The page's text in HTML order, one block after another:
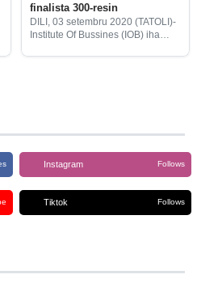
finalista 300-resin
DILI, 03 setembru 2020 (TATOLI)-
Institute Of Bussines (IOB) iha
Instagram Follows
Tiktok Follows